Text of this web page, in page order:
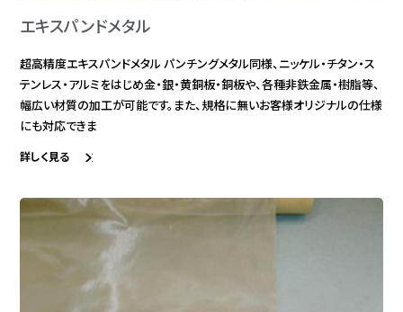
エキスパンドメタル
超高精度エキスパンドメタル パンチングメタル同様、ニッケル・チタン・ス
テンレス・アルミをはじめ金・銀・黄銅板・銅板や、各種非鉄金属・樹脂等、
幅広い材質の加工が可能です。また、規格に無いお客様オリジナルの仕様
にも対応できま
詳しく見る